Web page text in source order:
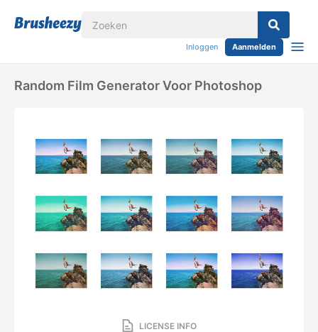
Inloggen Aanmelden
Random Film Generator Voor Photoshop
LICENSE INFO